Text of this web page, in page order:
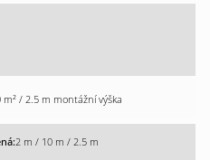
m² / 2.5 m montážní výška
2 m / 10 m / 2.5 m